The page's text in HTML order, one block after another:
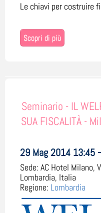
Le chiavi per costruire
Scopri di più
Seminario - IL
SUA FISCALITÀ -
29 Mag 2014 13:45
Sede: AC Hotel Milano,
Lombardia, Italia
Regione: Lombardia